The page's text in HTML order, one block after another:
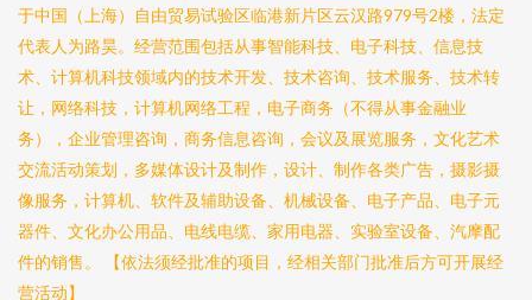
于中国（上海）自由贸易试验区临港新片区云汉路979号2楼，法定
代表人为路昊。经营范围包括从事智能科技、电子科技、信息技
术、计算机科技领域内的技术开发、技术咨询、技术服务、技术转
让，网络科技，计算机网络工程，电子商务（不得从事金融业
务），企业管理咨询，商务信息咨询，会议及展览服务，文化艺术
交流活动策划，多媒体设计及制作，设计、制作各类广告，摄影摄
像服务，计算机、软件及辅助设备、机械设备、电子产品、电子元
器件、文化办公用品、电线电缆、家用电器、实验室设备、汽摩配
件的销售。 【依法须经批准的项目，经相关部门批准后方可开展经
营活动】